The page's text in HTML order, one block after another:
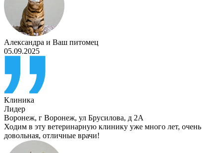
Александра и Ваш питомец
05.09.2025
Клиника
Лидер
Воронеж, г Воронеж, ул Брусилова, д 2А
Ходим в эту ветеринарную клинику уже много лет, очень
довольная, отличные врачи!